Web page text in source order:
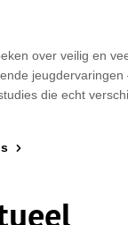
over veilig en
die echt